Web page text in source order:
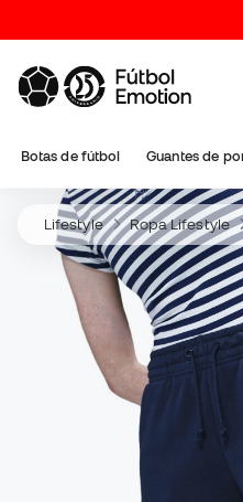
Botas de fútbol Guantes de
Lifestyle Ropa Lifestyle